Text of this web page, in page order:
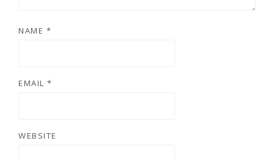
NAME *
EMAIL *
WEBSITE